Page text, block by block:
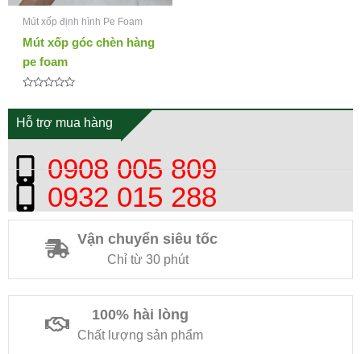
Hỗ trợ mua hàng
0908 005 809
0932 015 288
Vận chuyển siêu tốc
Chỉ từ 30 phút
100% hài lòng
Chất lượng sản phẩm
Mút xốp định hình Pe Foam
Mút xốp góc chèn hàng
pe foam
xếp
hạng
0